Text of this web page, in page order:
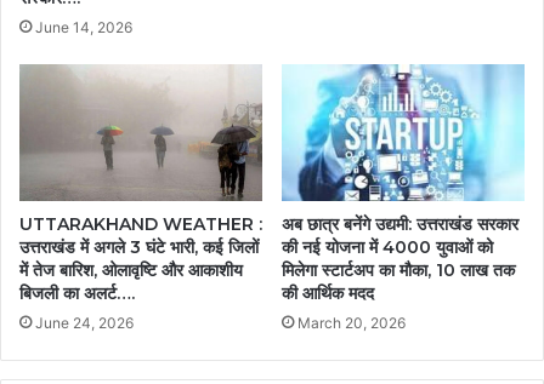
June 14, 2026
UTTARAKHAND WEATHER :
उत्तराखंड में अगले 3 घंटे भारी, कई जिलों
में तेज बारिश, ओलावृष्टि और आकाशीय
बिजली का अलर्ट….
June 24, 2026
अब छात्र बनेंगे उद्यमी: उत्तराखंड सरकार
की नई योजना में 4000 युवाओं को
मिलेगा स्टार्टअप का मौका, 10 लाख तक
की आर्थिक मदद
March 20, 2026